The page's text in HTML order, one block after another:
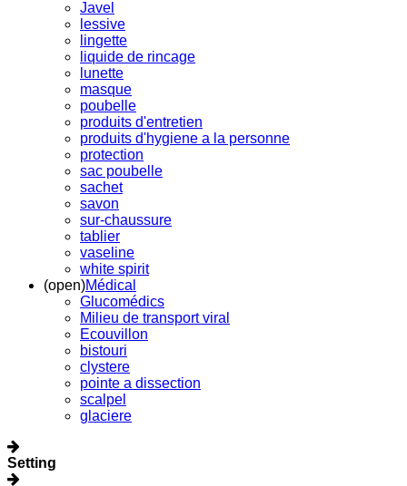
Javel
lessive
lingette
liquide de rincage
lunette
masque
poubelle
produits d'entretien
produits d'hygiene a la personne
protection
sac poubelle
sachet
savon
sur-chaussure
tablier
vaseline
white spirit
(open)Médical
Glucomédics
Milieu de transport viral
Ecouvillon
bistouri
clystere
pointe a dissection
scalpel
glaciere
Setting